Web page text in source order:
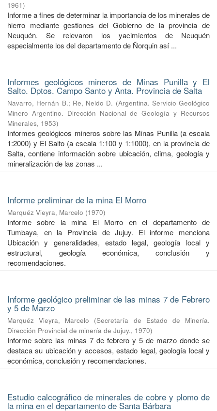
1961)
Informe a fines de determinar la importancia de los minerales de
hierro mediante gestiones del Gobierno de la provincia de
Neuquén. Se relevaron los yacimientos de Neuquén
especialmente los del departamento de Ñorquin así ...
Informes geológicos mineros de Minas Punilla y El
Salto. Dptos. Campo Santo y Anta. Provincia de Salta
Navarro, Hernán B.; Re, Neldo D. (Argentina. Servicio Geológico
Minero Argentino. Dirección Nacional de Geología y Recursos
Minerales, 1953)
Informes geológicos mineros sobre las Minas Punilla (a escala
1:2000) y El Salto (a escala 1:100 y 1:1000), en la provincia de
Salta, contiene información sobre ubicación, clima, geología y
mineralización de las zonas ...
Informe preliminar de la mina El Morro
Marquéz Vieyra, Marcelo (1970)
Informe sobre la mina El Morro en el departamento de
Tumbaya, en la Provincia de Jujuy. El informe menciona
Ubicación y generalidades, estado legal, geología local y
estructural, geología económica, conclusión y
recomendaciones.
Informe geológico preliminar de las minas 7 de Febrero
y 5 de Marzo
Marquéz Vieyra, Marcelo (Secretaría de Estado de Minería.
Dirección Provincial de minería de Jujuy., 1970)
Informe sobre las minas 7 de febrero y 5 de marzo donde se
destaca su ubicación y accesos, estado legal, geología local y
económica, conclusión y recomendaciones.
Estudio calcográfico de minerales de cobre y plomo de
la mina en el departamento de Santa Bárbara